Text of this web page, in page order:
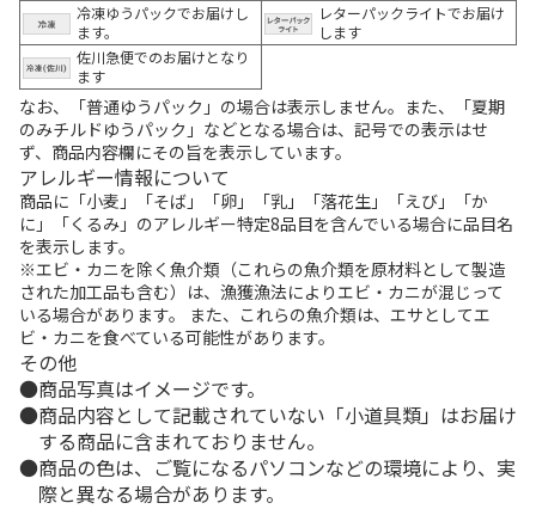
冷凍ゆうパックでお届けし
ます。
レターパックライトでお届け
します
佐川急便でのお届けとなり
ます
なお、「普通ゆうパック」の場合は表示しません。また、「夏期
のみチルドゆうパック」などとなる場合は、記号での表示はせ
ず、商品内容欄にその旨を表示しています。
アレルギー情報について
商品に「小麦」「そば」「卵」「乳」「落花生」「えび」「か
に」「くるみ」のアレルギー特定8品目を含んでいる場合に品目名
を表示します。
※エビ・カニを除く魚介類（これらの魚介類を原材料として製造
された加工品も含む）は、漁獲漁法によりエビ・カニが混じって
いる場合があります。 また、これらの魚介類は、エサとしてエ
ビ・カニを食べている可能性があります。
その他
商品写真はイメージです。
商品内容として記載されていない「小道具類」はお届け
する商品に含まれておりません。
商品の色は、ご覧になるパソコンなどの環境により、実
際と異なる場合があります。